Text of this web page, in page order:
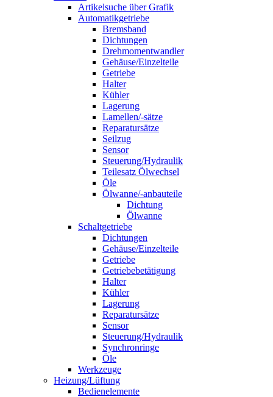
Artikelsuche über Grafik
Automatikgetriebe
Bremsband
Dichtungen
Drehmomentwandler
Gehäuse/Einzelteile
Getriebe
Halter
Kühler
Lagerung
Lamellen/-sätze
Reparatursätze
Seilzug
Sensor
Steuerung/Hydraulik
Teilesatz Ölwechsel
Öle
Ölwanne/-anbauteile
Dichtung
Ölwanne
Schaltgetriebe
Dichtungen
Gehäuse/Einzelteile
Getriebe
Getriebebetätigung
Halter
Kühler
Lagerung
Reparatursätze
Sensor
Steuerung/Hydraulik
Synchronringe
Öle
Werkzeuge
Heizung/Lüftung
Bedienelemente